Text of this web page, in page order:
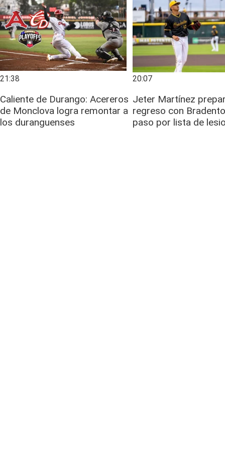
21:38
Caliente de Durango: Acereros
de Monclova logra remontar a
los duranguenses
20:07
Jeter Martínez
regreso con
paso por lista de